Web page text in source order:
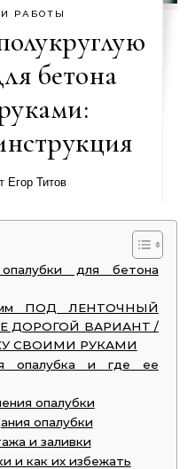
РАБОТЫ
бетона
Егор Титов
для бетона
ПОД ЛЕНТОЧНЫЙ
ДОРОГОЙ ВАРИАНТ /
СВОИМИ РУКАМИ
опалубка и где ее
опалубки
опалубки
и заливки
и как их избежать